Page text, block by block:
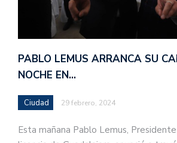
PABLO LEMUS ARRANCA SU
NOCHE EN…
Ciudad 29 febrero, 2024
Esta mañana Pablo Lemus,